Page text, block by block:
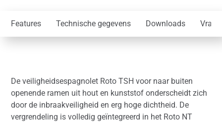
Features Technische gegevens Downloads
De veiligheidsespagnolet Roto TSH voor naar buiten
openende ramen uit hout en kunststof onderscheidt zich
door de inbraakveiligheid en erg hoge dichtheid. De
vergrendeling is volledig geïntegreerd in het Roto NT